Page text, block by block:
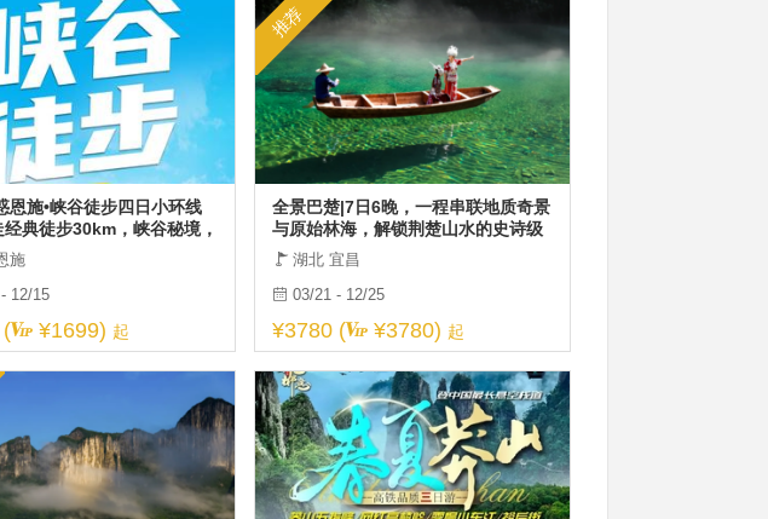
恩施•峡谷徒步四日小环线
经典徒步30km，峡谷秘境，
路院坪；古河床；
施
12/15
¥1699) 起
推荐
全景巴楚|7日6晚，一程串联地质奇景
与原始林海，解锁荆楚山水的史诗级
漫游湖北 宜昌
03/21 - 12/25
¥3780 ( ¥3780) 起